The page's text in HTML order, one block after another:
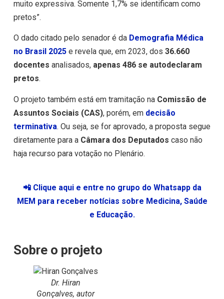
muito expressiva. Somente 1,7% se identificam como
pretos”.
O dado citado pelo senador é da Demografia Médica
no Brasil 2025e revela que, em 2023, dos 36.660
docentes analisados, apenas 486 se autodeclaram
pretos.
O projeto também está em tramitação na Comissão de
Assuntos Sociais (CAS), porém, em decisão
terminativa. Ou seja, se for aprovado, a proposta segue
diretamente para a Câmara dos Deputados caso não
haja recurso para votação no Plenário.
📲 Clique aqui e entre no grupo do Whatsapp da
MEM para receber notícias sobre Medicina, Saúde
e Educação.
Sobre o projeto
Dr. Hiran
Gonçalves, autor